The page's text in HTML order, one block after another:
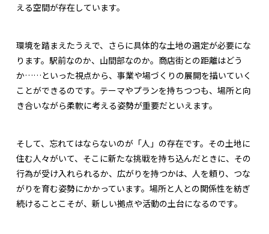
える空間が存在しています。
環境を踏まえたうえで、さらに具体的な土地の選定が必要にな
ります。駅前なのか、山間部なのか。商店街との距離はどう
か……といった視点から、事業や場づくりの展開を描いていく
ことができるのです。テーマやプランを持ちつつも、場所と向
き合いながら柔軟に考える姿勢が重要だといえます。
そして、忘れてはならないのが「人」の存在です。その土地に
住む人々がいて、そこに新たな挑戦を持ち込んだときに、その
行為が受け入れられるか、広がりを持つかは、人を頼り、つな
がりを育む姿勢にかかっています。場所と人との関係性を紡ぎ
続けることこそが、新しい拠点や活動の土台になるのです。